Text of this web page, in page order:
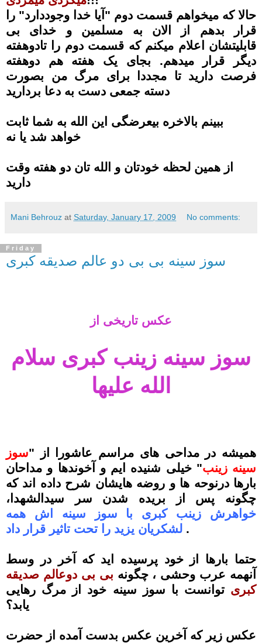
حالا که میخواهم قسمت دوم "آیا خدا وجوددارد" را
قرار بدهم از الان به مسلمین و خدای بی
قابلیتشان اعلام میکنم که قسمت دوم را تادوهفته
دیگر قرار میدهم. بجای یک هفته هم دوهفته
فرصت دارید تا مجددا برای مرگ من بصورت
دسته جمعی دست به دعا بردارید
ببینم بالاخره بیعرضگی این الله به شما ثابت
خواهد شد یا نه
از همین لحظه خودتان و الله تان دو هفته وقت
دارید
Mani Behrouz at Saturday, January 17, 2009 No comments:
Friday
سوز سینه بی بی دو عالم صدیقه کبری
عکس تاریخی از
سوز سینه زینب کبری سلام
الله علیها
همیشه در مداحی های مراسم عاشورا از "سوز
سینه زینب" خیلی شنیده ایم و آخوندها و مداحان
بارها درنوحه ها و روضه هایشان شرح داده اند که
چگونه پس از بریده شدن سر سیدالشهدا،
خواهرش زینب کبری با سوز سینه اش همه
لشکریان یزید را تحت تاثیر قرار داد .
حتما بارها از خود پرسیده اید که آخر در وسط
آنهمه عرب وحشی ، چگونه بی بی دوعالم صدیقه
کبری توانست با سوز سینه خود از مرگ رهایی
یابد؟
عکس زیر که آخرین عکس بدست آمده از حضرت